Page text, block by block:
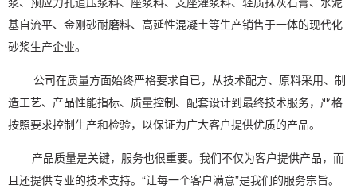
基自流平、金刚砂耐磨料、高延性混凝土等生产销售于一体的现代化
砂浆生产企业。
公司在质量方面始终严格要求自已，从技术配方、原料采用、制
造工艺、产品性能指标、质量控制、配套设计到最终技术服务，严格
按照要求控制生产和检验，以保证为广大客户提供优质的产品。
产品质量是关键，服务也很重要。我们不仅为客户提供产品，而
且还提供专业的技术支持。“让每一个客户满意”是我们的服务宗旨。